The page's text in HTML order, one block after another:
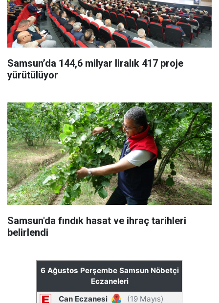
Samsun’da 144,6 milyar liralık 417 proje
yürütülüyor
Samsun'da fındık hasat ve ihraç tarihleri
belirlendi